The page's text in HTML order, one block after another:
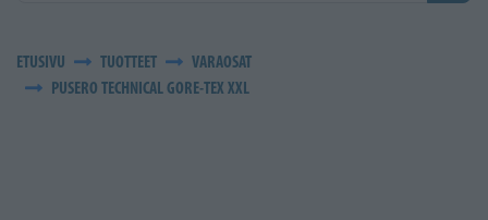
ETUSIVU TUOTTEET
VARAOSAT
PUSERO TECHNICAL GORE-TEX XXL